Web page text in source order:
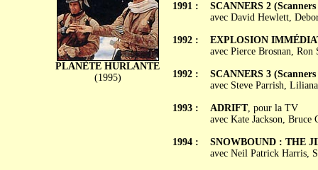
PLANÈTE HURLANTE
(1995)
1991 :
1992 :
1992 :
1993 :
1994 :
SCANNERS 2
avec David Hewlett,
EXPLOSION
avec Pierce Brosnan,
SCANNERS 3
avec Steve Parrish,
ADRIFT, pour la TV
avec Kate Jackson, Bruce
SNOWBOUND : THE
avec Neil Patrick Harris,